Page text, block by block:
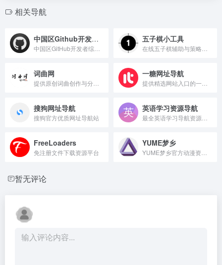
相关导航
中国区Github开发者排行榜 五子棋小工具
词曲网 一糖网址导航
搜狗网址导航
搜狗官方优质网址导航站
英语学习资源导航
FreeLoaders
免注册文件下载资源平台
YUME梦乡
暂无评论